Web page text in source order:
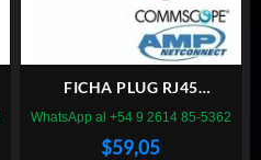
FICHA PLUG RJ45
COMMSCOPE PACK 100
$59,05
WhatsApp al +54 9 2614 85-5362